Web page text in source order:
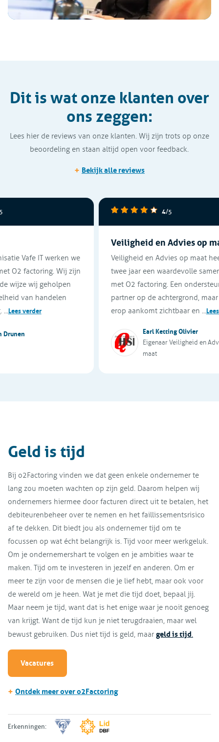
Dit is wat onze klanten over
ons zeggen:
Lees hier de reviews van onze klanten. Wij zijn trots op onze
beoordeling en staan altijd open voor feedback.
+ Bekijk alle reviews
Vafe IT werken we
factoring. Wij zijn
wij geholpen
van handelen
verder
4/5
Veiligheid en Advies op maat
Veiligheid en Advies op maat heeft
twee jaar een waardevolle
met O2 factoring. Een
partner op de achtergrond, maar als
erop aankomt zichtbaar en ...Lees
Earl Ketting Olivier
Eigenaar Veiligheid en Advies
maat
Geld is tijd
Bij o2Factoring vinden we dat geen enkele ondernemer te
lang zou moeten wachten op zijn geld. Daarom helpen wij
ondernemers hiermee door facturen direct uit te betalen, het
debiteurenbeheer over te nemen en het faillissementsrisico
af te dekken. Dit biedt jou als ondernemer tijd om te
focussen op wat écht belangrijk is. Tijd voor meer werkgeluk.
Om je ondernemershart te volgen en je ambities waar te
maken. Tijd om te investeren in jezelf en anderen. Om er
meer te zijn voor de mensen die je lief hebt, maar ook voor
de wereld om je heen. Wat je met die tijd doet, bepaal jij.
Maar neem je tijd, want dat is het enige waar je nooit genoeg
van krijgt. Want de tijd kun je niet terugdraaien, maar wel
bewust gebruiken. Dus niet tijd is geld, maar geld is tijd.
Vacatures
+ Ontdek meer over o2Factoring
Erkenningen: